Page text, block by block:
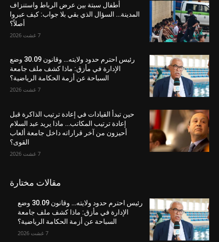
أطفال سبتة بين عرض الرباط واستنزاف
المدينة… السؤال الذي بقي بلا جواب: كيف عبروا
أصلاً؟
7 غشت 2026
رئيس احترم حدود ولايته… وقانون 30.09 وضع
الإدارة في مأزق: ماذا كشف ملف جامعة
السباحة عن أزمة الحكامة الرياضية؟
7 غشت 2026
حين تبدأ القيادات في إعادة ترتيب الذاكرة قبل
إعادة ترتيب المكاتب… ماذا يريد عبد السلام
أحيزون من آخر قراراته داخل جامعة ألعاب
القوى؟
7 غشت 2026
مقالات مختارة
رئيس احترم حدود ولايته… وقانون 30.09 وضع
الإدارة في مأزق: ماذا كشف ملف جامعة
السباحة عن أزمة الحكامة الرياضية؟
7 غشت 2026